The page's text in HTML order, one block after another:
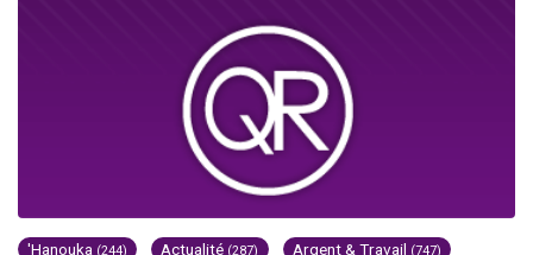
'Hanouka (244) Actualité (287) Argent & Travail (747)